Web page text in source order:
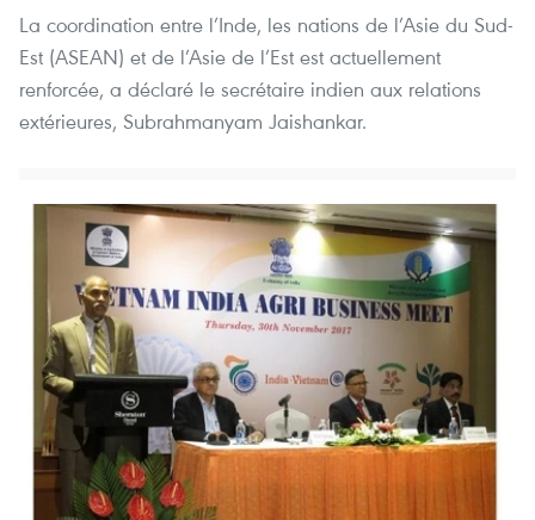
L​a coordination entre l’Inde, les nations de l’Asie du Sud-
Est (ASEAN) et de l’Asie de l’Est est actuellement
renforcée, a déclaré le secrétaire indien aux relations
extérieures, Subrahmanyam Jaishankar.